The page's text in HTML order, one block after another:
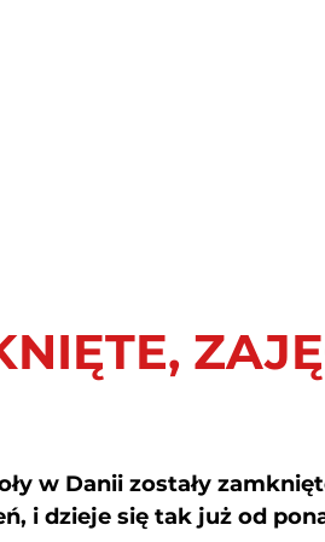
w Danii zostały
i dzieje się tak już od